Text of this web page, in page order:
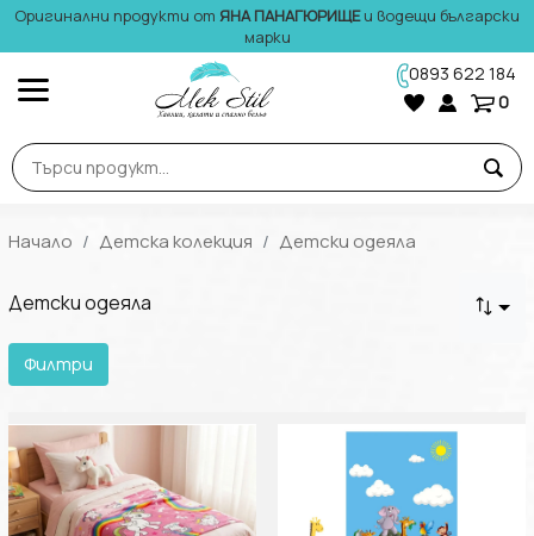
Оригинални продукти от ЯНА ПАНАГЮРИЩЕи водещи български
марки
0893 622 184
0
Начало Детска колекция Детски одеяла
Детски одеяла
Филтри